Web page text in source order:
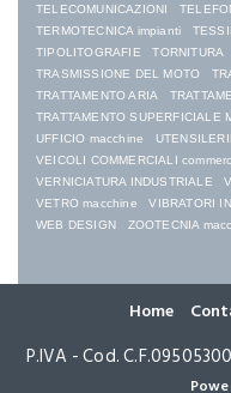
TELECOMUNICAZIONI
TERMOTECNICA impianti
TIPOLITOGRAFIE
TORNITURA
TRASMISSIONE DEL MOTO
TRATTAMENTO ARIA
TRATTAMENTO SUPERFICIALE
UFFICIO macchine
VEICOLI COMMERCIALI
VERNICIATURA INDUSTRIALE
VETRO macchine
VIBRATORI
WEB DESIGN
ZOOTECNIA
P.IVA - Cod.
Home